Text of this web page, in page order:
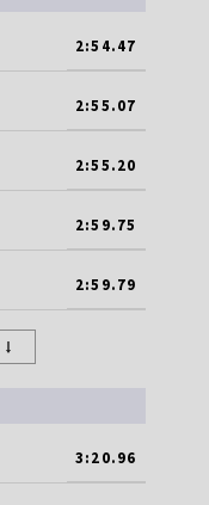
2:54.47
2:55.07
2:55.20
2:59.75
2:59.79
3:20.96